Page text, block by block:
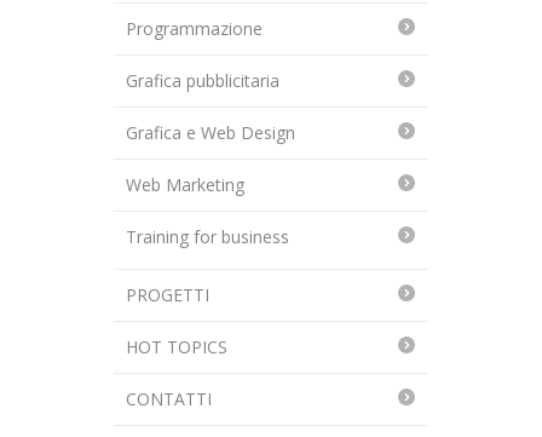
Programmazione
Grafica pubblicitaria
Grafica e Web Design
Web Marketing
Training for business
PROGETTI
HOT TOPICS
CONTATTI